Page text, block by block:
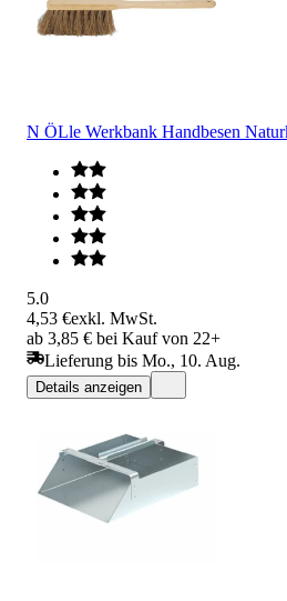
N ÖLle Werkbank Handbesen
5.0
4,53 €exkl. MwSt.
ab 3,85 € bei Kauf von 22+
Lieferung bis Mo., 10. Aug.
Details anzeigen